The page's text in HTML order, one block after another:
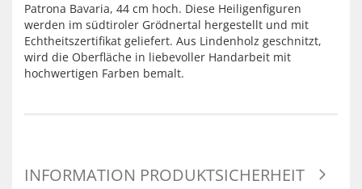
Patrona Bavaria, 44 cm hoch. Diese Heiligenfiguren
werden im südtiroler Grödnertal hergestellt und mit
Echtheitszertifikat geliefert. Aus Lindenholz geschnitzt,
wird die Oberfläche in liebevoller Handarbeit mit
hochwertigen Farben bemalt.
INFORMATION PRODUKTSICHERHEIT